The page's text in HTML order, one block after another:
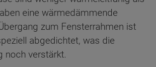
eine wärmedämmende
zum Fensterrahmen ist
abgedichtet, was die
noch verstärkt.